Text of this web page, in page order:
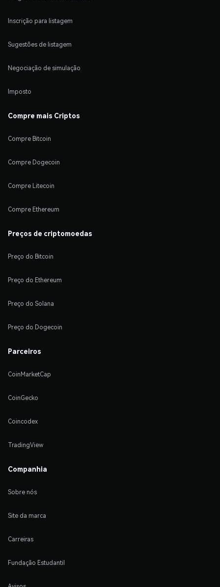
Inscrição para listagem
Sugestões de listagem
Negociação de simulação
Imposto
Compre mais Criptos
Compre Bitcoin
Compre Dogecoin
Compre Litecoin
Compre Ethereum
Preços de criptomoedas
Preço do Bitcoin
Preço do Ethereum
Preço do Solana
Preço do Dogecoin
Parceiros
CoinMarketCap
CoinGecko
Coincodex
TradingView
Companhia
Sobre nós
Site da marca
Carreiras
Fundação Estudantil